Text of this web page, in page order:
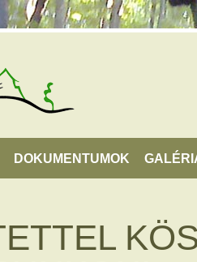
DOKUMENTUMOK